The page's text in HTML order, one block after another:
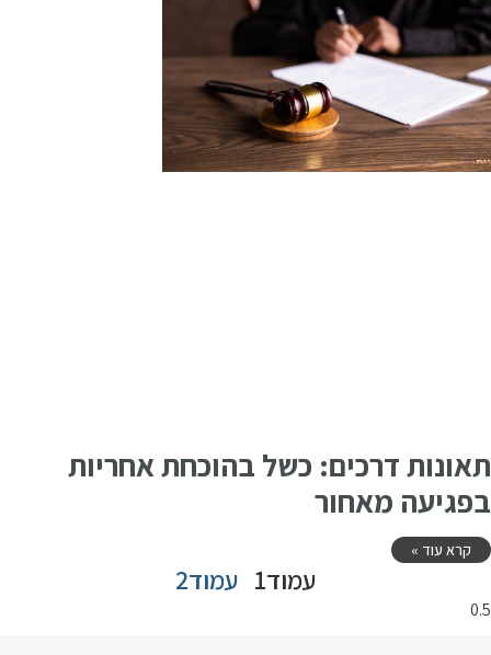
תאונות דרכים: כשל בהוכחת אחריות
בפגיעה מאחור
קרא עוד »
עמוד1 עמוד2